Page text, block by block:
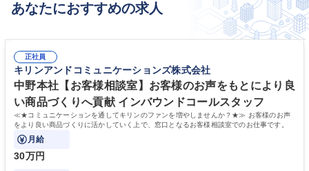
あなたにおすすめの求人
正社員
キリンアンドコミュニケーションズ株式会社
中野本社【お客様相談室】お客様のお声をもとにより良
い商品づくりへ貢献 インバウンドコールスタッフ
≪★コミュニケーションを通してキリンのファンを増やしませんか？★≫ お客様のお声
をより良い商品づくりに活かしていく上で、窓口となるお客様相談室でのお仕事です。
月給
30万円